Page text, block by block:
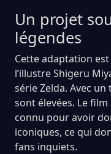
Un projet
légendes
Cette adaptation
l’illustre Shigeru
série Zelda. Avec
sont élevées. Le
connu pour avoir
iconiques, ce qui
fans inquiets.